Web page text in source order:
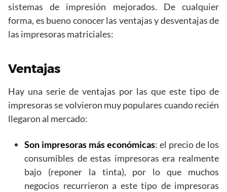
sistemas de impresión mejorados. De cualquier
forma, es bueno conocer las ventajas y desventajas de
las impresoras matriciales:
Ventajas
Hay una serie de ventajas por las que este tipo de
impresoras se volvieron muy populares cuando recién
llegaron al mercado:
Son impresoras más económicas: el precio de los
consumibles de estas impresoras era realmente
bajo (reponer la tinta), por lo que muchos
negocios recurrieron a este tipo de impresoras